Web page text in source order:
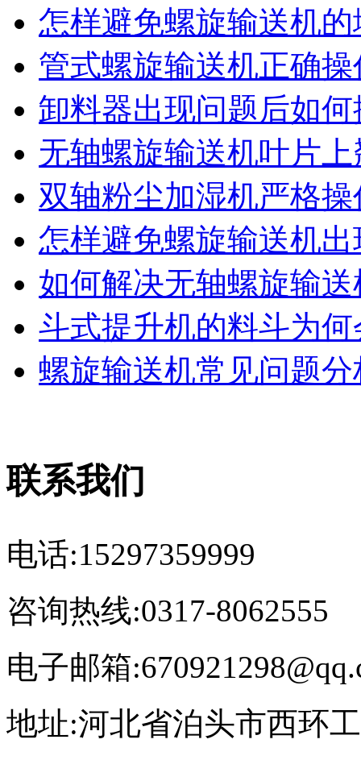
怎样避免螺旋输送机
管式螺旋输送机正确
卸料器出现问题后如何
无轴螺旋输送机叶片
双轴粉尘加湿机严格操
怎样避免螺旋输送机
如何解决无轴螺旋输
斗式提升机的料斗为
螺旋输送机常见问题
联系我们
电话:15297359999
咨询热线:0317-8062555
电子邮箱
地址:河北省泊头市西环